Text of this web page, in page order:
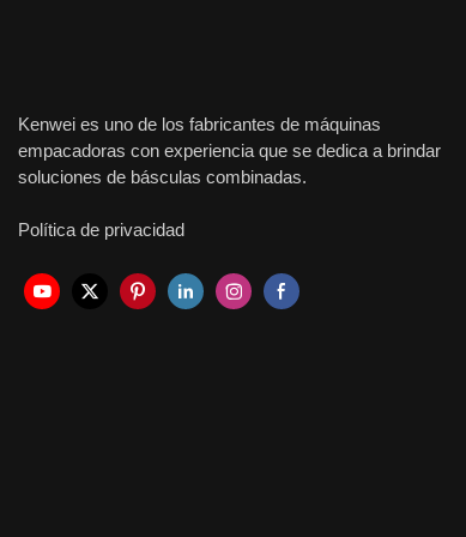
Kenwei es uno de los fabricantes de máquinas
empacadoras con experiencia que se dedica a brindar
soluciones de básculas combinadas.
Política de privacidad